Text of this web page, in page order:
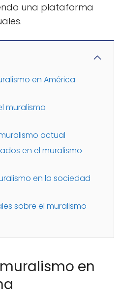
una plataforma
en América
muralismo
actual
en el muralismo
en la sociedad
sobre el muralismo
en